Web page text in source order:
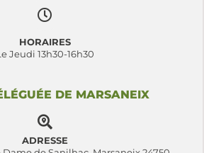
HORAIRES
Jeudi 13h30-16h30
DE MARSANEIX
ADRESSE